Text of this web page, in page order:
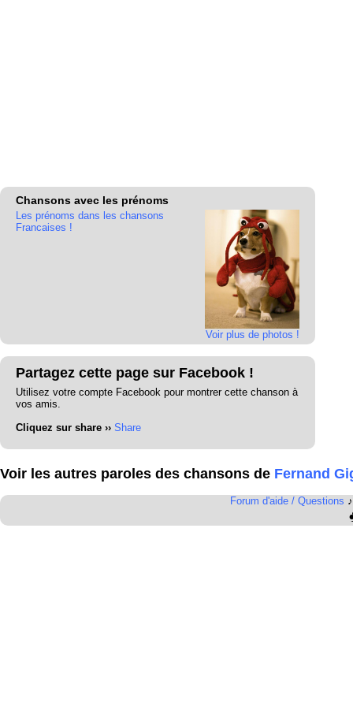
Chansons avec les prénoms
Voir plus de photos !
Les prénoms dans les chansons
Francaises !
Partagez cette page sur Facebook !
Utilisez votre compte Facebook pour montrer cette chanson à
vos amis.
Cliquez sur share ›› Share
Voir les autres paroles des chansons de Fernand
Forum d'aide / Questions